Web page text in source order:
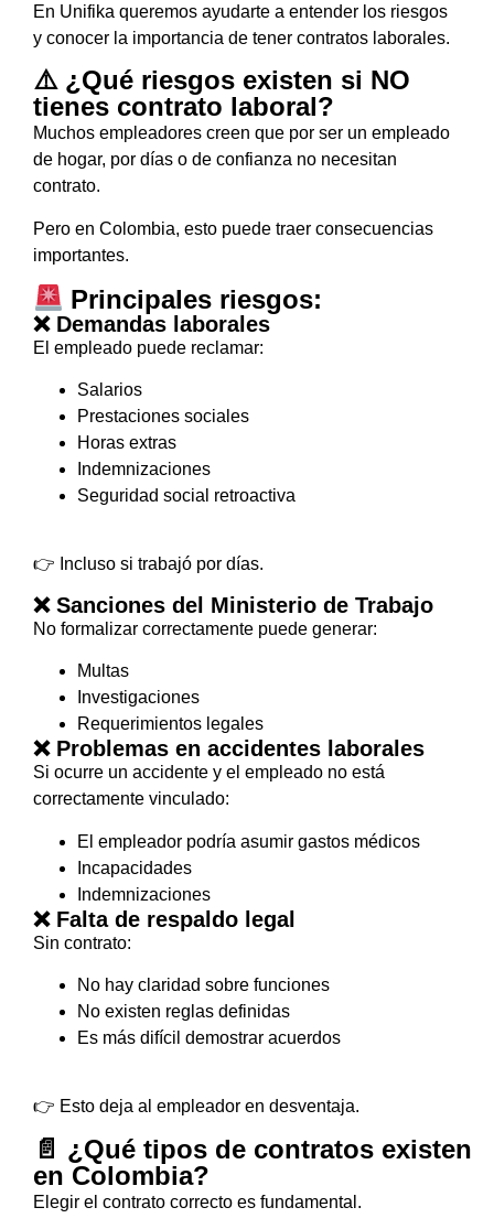
En Unifika queremos ayudarte a entender los riesgos
y conocer la importancia de tener contratos laborales.
⚠️ ¿Qué riesgos existen si NO
tienes contrato laboral?
Muchos empleadores creen que por ser un empleado
de hogar, por días o de confianza no necesitan
contrato.
Pero en Colombia, esto puede traer consecuencias
importantes.
Principales riesgos:
❌ Demandas laborales
El empleado puede reclamar:
Salarios
Prestaciones sociales
Horas extras
Indemnizaciones
Seguridad social retroactiva
👉 Incluso si trabajó por días.
❌ Sanciones del Ministerio de Trabajo
No formalizar correctamente puede generar:
Multas
Investigaciones
Requerimientos legales
❌ Problemas en accidentes laborales
Si ocurre un accidente y el empleado no está
correctamente vinculado:
El empleador podría asumir gastos médicos
Incapacidades
Indemnizaciones
❌ Falta de respaldo legal
Sin contrato:
No hay claridad sobre funciones
No existen reglas definidas
Es más difícil demostrar acuerdos
👉 Esto deja al empleador en desventaja.
📄 ¿Qué tipos de contratos existen
en Colombia?
Elegir el contrato correcto es fundamental.